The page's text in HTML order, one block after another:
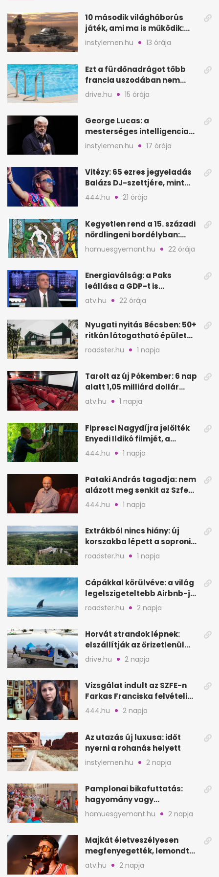
10 második világháborús
játék, ami ma is működik:
hangulat és játékmenet
instylemen.hu 13 órája
Ezt a fürdőnadrágot több
francia uszodában nem
fogadják el
drive.hu 15 órája
George Lucas: a
mesterséges intelligencia
lehet Hollywood következő
lépése
instylemen.hu 17 órája
Vitézy: 65 ezres jegyeladás
Balázs DJ-szettjére, mint
metró nélküli Puskás-meccs
444.hu 21 órája
Kegyetlen rend a 15. századi
nördlingeni bordélyban:
verés, éheztetés
hamuesgyemant.hu 22 órája
Energiaválság: a Paks
leállása a GDP-t is
megütheti, int az
atv.hu 22 órája
Nyugati nyitás Bécsben: 50+
ritkán látogatható épület
nyílik meg
roadster.hu 1 napja
Tarolt az új Pókember: 6 nap
alatt 1,05 milliárd dollár
bevétel
atv.hu 1 napja
Fipresci Nagydíjra jelölték
Enyedi Ildikó filmjét, a
Csendes barátot
444.hu 1 napja
Pataki András tagadja: nem
alázott meg senkit az Szfe
felvételijén
444.hu 1 napja
Extrákból nincs hiány: új
korszakba lépett a soproni
Fagus Hotel
roadster.hu 1 napja
Cápákkal körülvéve: a világ
legelszigeteltebb Airbnb-je
a nyílt tengeren
roadster.hu 2 napja
Horvát strandok lépnek:
elszállítják az őrizetlenül
hagyott törölközőket
drive.hu 2 napja
Vizsgálat indult az SZFE-n
Farkas Franciska felvételi
videója után
444.hu 2 napja
Az utazás új luxusa: időt
nyerni a rohanás helyett
instylemen.hu 2 napja
Pamplonai bikafuttatás:
hagyomány vagy
értelmetlen vérontás?
hamuesgyemant.hu 2 napja
Majkát életveszélyesen
megfenyegették, lemondta
a sepsiszentgyörgyi
atv.hu 2 napja